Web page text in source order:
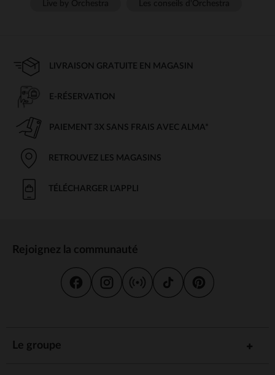
LIVRAISON GRATUITE EN MAGASIN
E-RÉSERVATION
PAIEMENT 3X SANS FRAIS AVEC ALMA*
RETROUVEZ LES MAGASINS
TÉLÉCHARGER L'APPLI
Rejoignez la communauté
Le groupe